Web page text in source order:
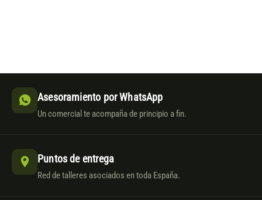
Asesoramiento por WhatsApp
Un comercial te acompaña de principio a fin.
Puntos de entrega
Red de talleres asociados en toda España.